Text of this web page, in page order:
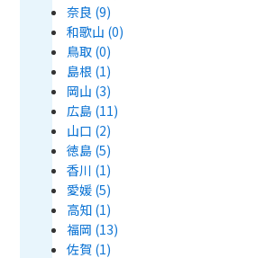
奈良 (9)
和歌山 (0)
鳥取 (0)
島根 (1)
岡山 (3)
広島 (11)
山口 (2)
徳島 (5)
香川 (1)
愛媛 (5)
高知 (1)
福岡 (13)
佐賀 (1)